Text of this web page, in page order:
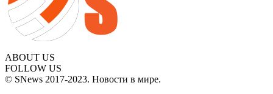
ABOUT US
FOLLOW US
© SNews 2017-2023. Новости в мире.